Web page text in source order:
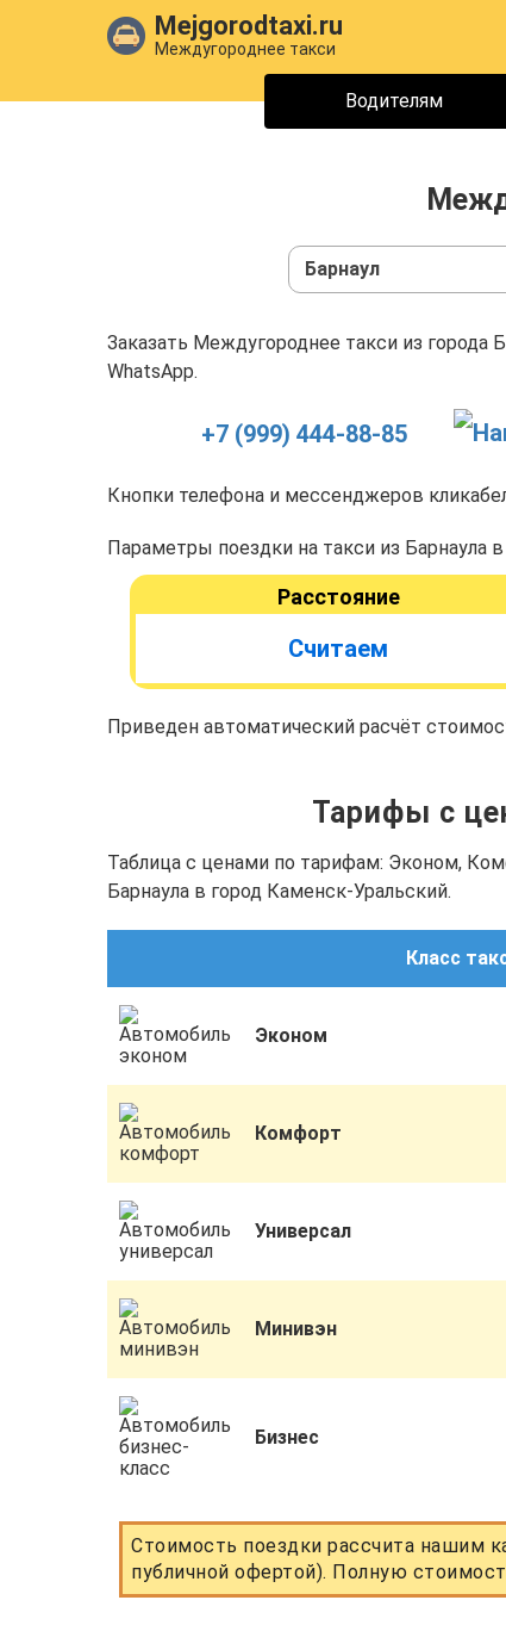
Mejgorodtaxi.ru
Междугороднее такси
Водителям
Барнаул
Заказать Междугороднее такси из города
WhatsApp.
+7 (999) 444-88-85
Кнопки телефона и мессенджеров
Параметры поездки на такси из Барнаула
Расстояние
Считаем
Приведен автоматический расчёт
Тарифы с
Таблица с ценами по тарифам: Эконом,
Барнаула в город Каменск-Уральский.
Класс
Эконом
Комфорт
Универсал
Минивэн
Бизнес
Стоимость поездки рассчита нашим
публичной офертой). Полную